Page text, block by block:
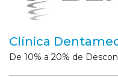
Clínica
De 10% a 20% de